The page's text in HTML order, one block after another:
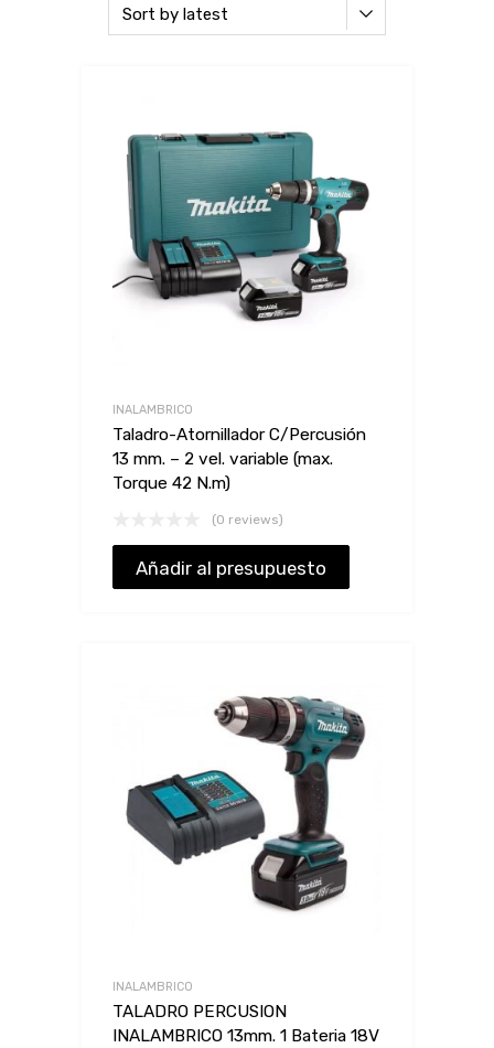
INALAMBRICO
Taladro-Atornillador C/Percusión
13 mm. – 2 vel. variable (max.
Torque 42 N.m)
(0 reviews)
Añadir al presupuesto
INALAMBRICO
TALADRO PERCUSION
INALAMBRICO 13mm. 1 Bateria 18V